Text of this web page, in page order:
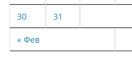
« Фев
30 31